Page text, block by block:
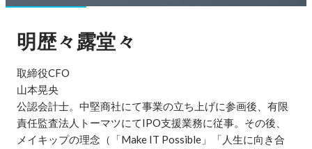
明歴々露堂々
取締役CFO
山本晃央
公認会計士。中堅商社にて事業の立ち上げに参画後、有限
責任監査法人トーマツにてIPO支援業務に従事。その後、
メイキップの理念（「Make IT Possible」「人生に向き合